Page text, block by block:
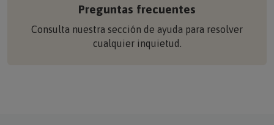
Preguntas frecuentes
Consulta nuestra sección de ayuda para resolver
cualquier inquietud.